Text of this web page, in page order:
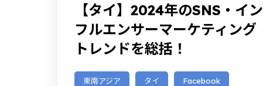
【タイ】2024年のSNS・イン
フルエンサーマーケティング
トレンドを総括！
東南アジア タイ Facebook